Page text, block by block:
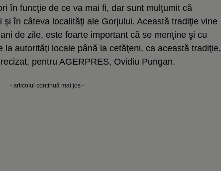
în funcţie de ce va mai fi, dar sunt mulţumit că
în câteva localităţi ale Gorjului. Această tradiţie vine
de zile, este foarte important că se menţine şi cu
la autorităţi locale până la cetăţeni, ca această tradiţie,
pentru AGERPRES, Ovidiu Pungan.
- articolul continuă mai jos -